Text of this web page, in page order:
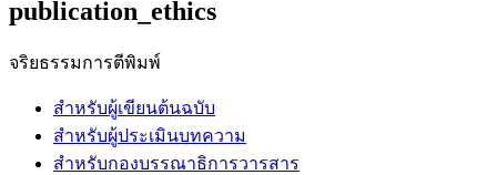
publication_ethics
จริยธรรมการตีพิมพ์
สำหรับผู้เขียนต้นฉบับ
สำหรับผู้ประเมินบทความ
สำหรับกองบรรณาธิการวารสาร